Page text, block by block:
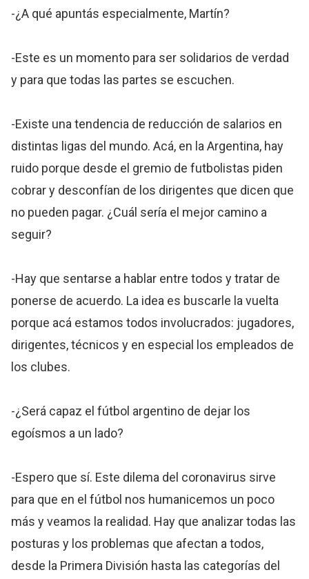
-¿A qué apuntás especialmente, Martín?
-Este es un momento para ser solidarios de verdad
y para que todas las partes se escuchen.
-Existe una tendencia de reducción de salarios en
distintas ligas del mundo. Acá, en la Argentina, hay
ruido porque desde el gremio de futbolistas piden
cobrar y desconfían de los dirigentes que dicen que
no pueden pagar. ¿Cuál sería el mejor camino a
seguir?
-Hay que sentarse a hablar entre todos y tratar de
ponerse de acuerdo. La idea es buscarle la vuelta
porque acá estamos todos involucrados: jugadores,
dirigentes, técnicos y en especial los empleados de
los clubes.
-¿Será capaz el fútbol argentino de dejar los
egoísmos a un lado?
-Espero que sí. Este dilema del coronavirus sirve
para que en el fútbol nos humanicemos un poco
más y veamos la realidad. Hay que analizar todas las
posturas y los problemas que afectan a todos,
desde la Primera División hasta las categorías del